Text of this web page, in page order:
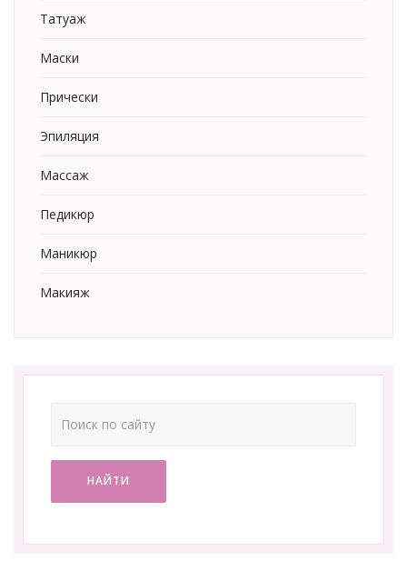
Татуаж
Маски
Прически
Эпиляция
Массаж
Педикюр
Маникюр
Макияж
НАЙТИ